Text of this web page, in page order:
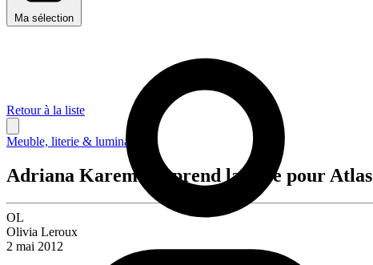
Ma sélection
Retour à la liste
Meuble, literie & luminaire
Adriana Karembeu prend la pose pour Atlas
OL
Olivia Leroux
2 mai 2012